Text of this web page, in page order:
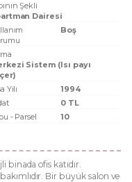
Şekli
Dairesi
Boş
Sistem (Isı payı
Yılı
1994
0 TL
- Parsel 10
binada ofis katıdır.
Bir büyük salon ve